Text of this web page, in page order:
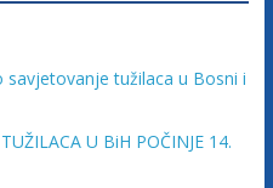
savjetovanje tužilaca u Bosni i
U BiH POČINJE 14.